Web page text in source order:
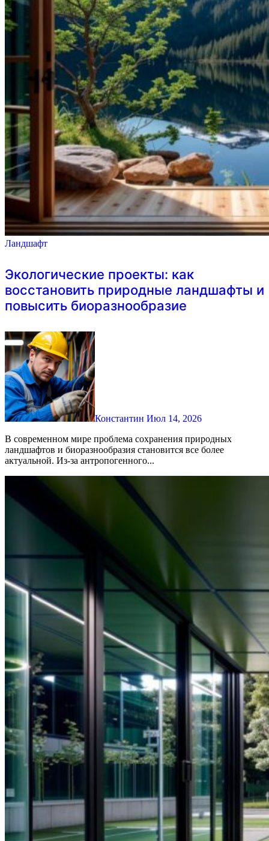
Ландшафт
Экологические проекты: как
восстановить природные ландшафты и
повысить биоразнообразие
Константин Июл 14, 2026
В современном мире проблема сохранения природных
ландшафтов и биоразнообразия становится все более
актуальной. Из-за антропогенного...